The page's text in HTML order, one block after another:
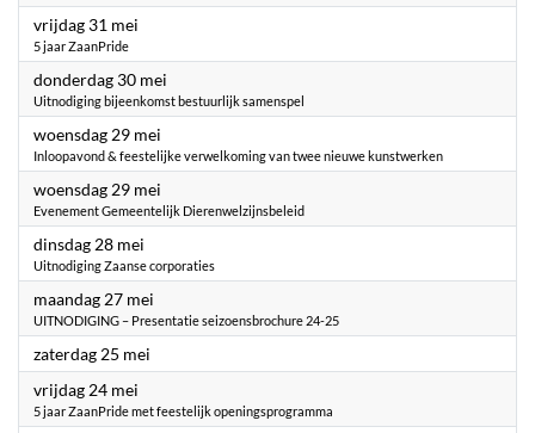
vrijdag 31 mei
5 jaar ZaanPride
donderdag 30 mei
Uitnodiging bijeenkomst bestuurlijk samenspel
woensdag 29 mei
Inloopavond & feestelijke verwelkoming van twee nieuwe kunstwerken
woensdag 29 mei
Evenement Gemeentelijk Dierenwelzijnsbeleid
dinsdag 28 mei
Uitnodiging Zaanse corporaties
maandag 27 mei
UITNODIGING – Presentatie seizoensbrochure 24-25
zaterdag 25 mei
vrijdag 24 mei
5 jaar ZaanPride met feestelijk openingsprogramma